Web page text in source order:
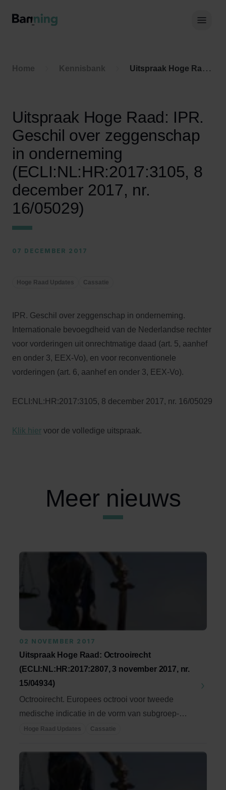
Home Kennisbank Uitspraak Hoge Raad: IPR. Geschil over zeggenschap in onderneming (ECLI:NL:HR:2017:3105, 8 december 2017, nr. 16/05029)
Uitspraak Hoge Raad: IPR.
Geschil over zeggenschap
in onderneming
(ECLI:NL:HR:2017:3105, 8
december 2017, nr.
16/05029)
07 DECEMBER 2017
Hoge Raad Updates Cassatie
IPR. Geschil over zeggenschap in onderneming.
Internationale bevoegdheid van de Nederlandse rechter
voor vorderingen uit onrechtmatige daad (art. 5, aanhef
en onder 3, EEX-Vo), en voor reconventionele
vorderingen (art. 6, aanhef en onder 3, EEX-Vo).
ECLI:NL:HR:2017:3105, 8 december 2017, nr. 16/05029
Klik hier voor de volledige uitspraak.
Meer nieuws
02 NOVEMBER 2017
Uitspraak Hoge Raad: Octrooirecht
(ECLI:NL:HR:2017:2807, 3 november 2017, nr.
15/04934)
Octrooirecht. Europees octrooi voor tweede
medische indicatie in de vorm van subgroep-
indicatie. ...
Hoge Raad Updates Cassatie